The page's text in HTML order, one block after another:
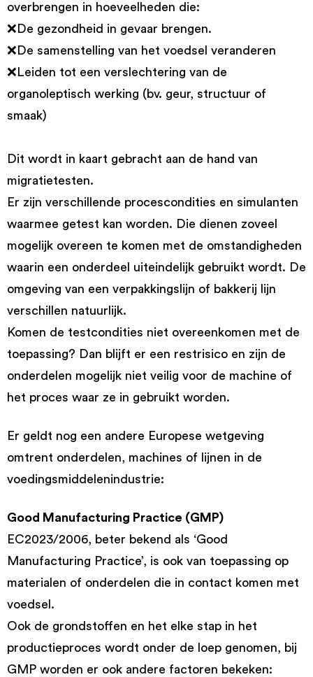
overbrengen in hoeveelheden die:
❌De gezondheid in gevaar brengen.
❌De samenstelling van het voedsel veranderen
❌Leiden tot een verslechtering van de
organoleptisch werking (bv. geur, structuur of
smaak)
Dit wordt in kaart gebracht aan de hand van
migratietesten.
Er zijn verschillende procescondities en simulanten
waarmee getest kan worden. Die dienen zoveel
mogelijk overeen te komen met de omstandigheden
waarin een onderdeel uiteindelijk gebruikt wordt. De
omgeving van een verpakkingslijn of bakkerij lijn
verschillen natuurlijk.
Komen de testcondities niet overeenkomen met de
toepassing? Dan blijft er een restrisico en zijn de
onderdelen mogelijk niet veilig voor de machine of
het proces waar ze in gebruikt worden.
Er geldt nog een andere Europese wetgeving
omtrent onderdelen, machines of lijnen in de
voedingsmiddelenindustrie:
Good Manufacturing Practice (GMP)
EC2023/2006, beter bekend als ‘Good
Manufacturing Practice’, is ook van toepassing op
materialen of onderdelen die in contact komen met
voedsel.
Ook de grondstoffen en het elke stap in het
productieproces wordt onder de loep genomen, bij
GMP worden er ook andere factoren bekeken: